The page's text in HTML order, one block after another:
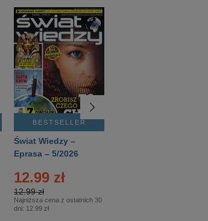
BESTSELLER
Świat Wiedzy –
Eprasa – 5/2026
12.99 zł
12.99 zł
Najniższa cena z ostatnich 30
dni: 12.99 zł